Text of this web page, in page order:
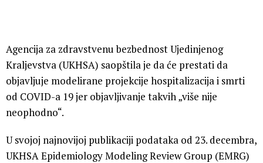
Agencija za zdravstvenu bezbednost Ujedinjenog
Kraljevstva (UKHSA) saopštila je da će prestati da
objavljuje modelirane projekcije hospitalizacija i smrti
od COVID-a 19 jer objavljivanje takvih „više nije
neophodno“.
U svojoj najnovijoj publikaciji podataka od 23. decembra,
UKHSA Epidemiology Modeling Review Group (EMRG)